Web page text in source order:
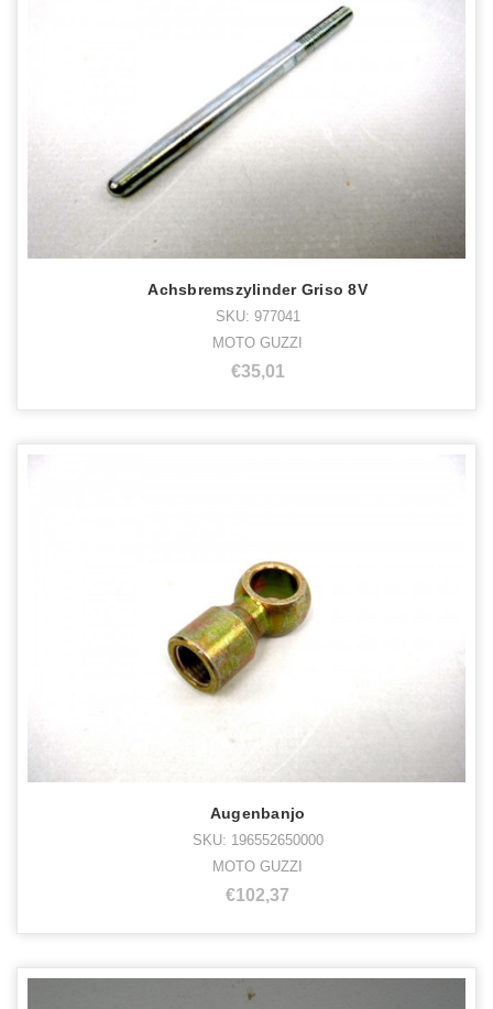
Achsbremszylinder Griso 8V
SKU: 977041
MOTO GUZZI
€35,01
Augenbanjo
SKU: 196552650000
MOTO GUZZI
€102,37